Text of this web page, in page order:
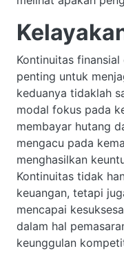
Kontinuitas
penting untuk
keduanya tidaklah
modal fokus pada
membayar hutang
mengacu pada
menghasilkan
Kontinuitas tidak
keuangan, tetapi
mencapai
dalam hal
keunggulan